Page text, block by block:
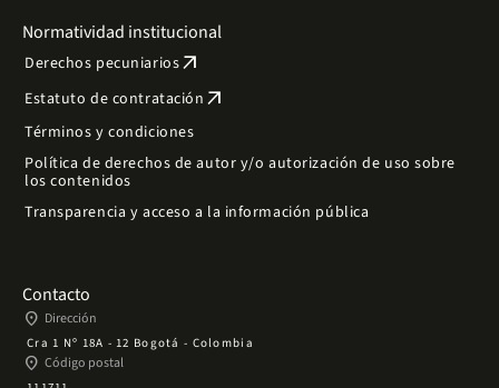
Normatividad institucional
Derechos pecuniariosarrow_outward
Estatuto de contratación arrow_outward
Términos y condiciones
Política de derechos de autor y/o autorización de uso sobre
los contenidos
Transparencia y acceso a la información pública
Contacto
place Dirección
Cra 1 Nº 18A - 12 Bogotá - Colombia
place Código postal